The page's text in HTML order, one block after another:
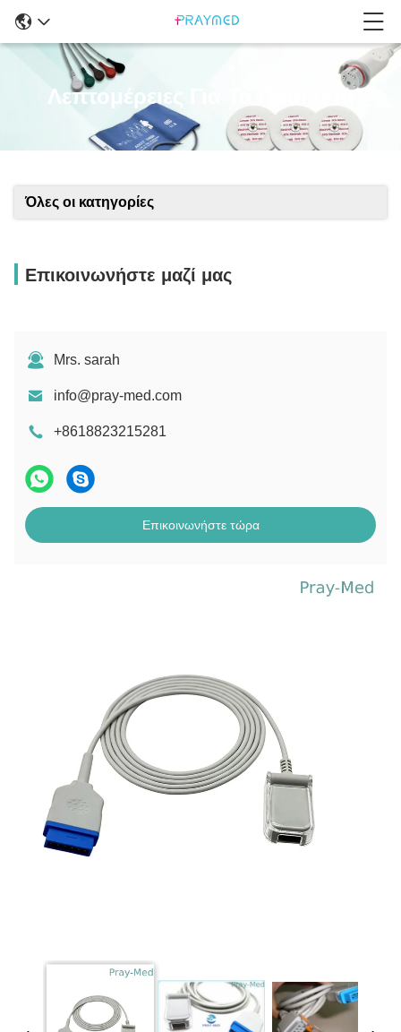
Λεπτομέρειες Για Τα Προϊόντα
Όλες οι κατηγορίες
Επικοινωνήστε μαζί μας
Mrs. sarah
info@pray-med.com
+8618823215281
Επικοινωνήστε τώρα